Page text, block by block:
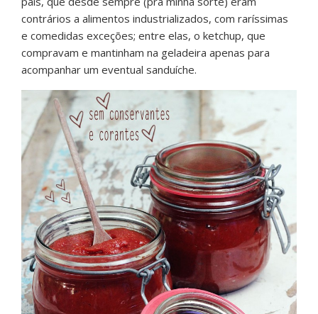
contrários a alimentos industrializados, com raríssimas
e comedidas exceções; entre elas, o ketchup, que
compravam e mantinham na geladeira apenas para
acompanhar um eventual sanduíche.